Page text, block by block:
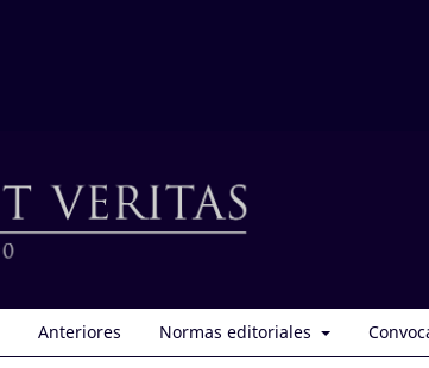
Anteriores Normas editoriales